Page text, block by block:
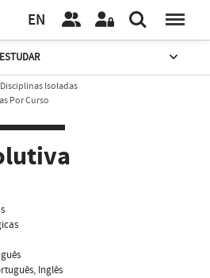
EN
ESTUDAR
Disciplinas Isoladas
Por Curso
Inglês